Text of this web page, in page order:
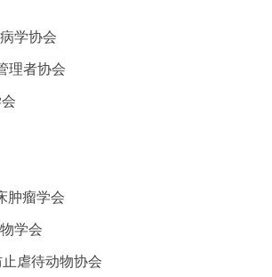
学协会
理者协会
肿瘤学会
学会
虐待动物协会